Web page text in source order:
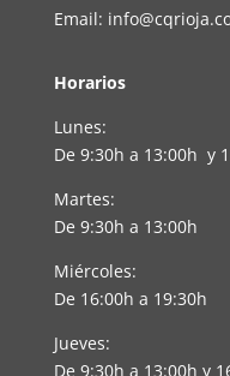
Email:
Horarios
Lunes:
De 9:30h a 13:00h y
Martes:
De 9:30h a 13:00h
Miércoles:
De 16:00h a 19:30h
Jueves:
De 9:30h a 13:00h y